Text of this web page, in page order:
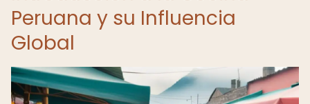
Peruana y su Influencia
Global